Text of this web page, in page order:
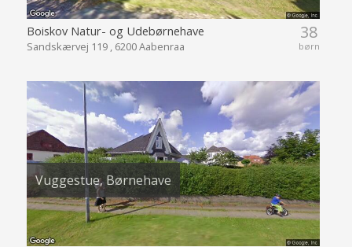
38
børn
Boiskov Natur- og Udebørnehave
Sandskærvej 119 , 6200 Aabenraa
Vuggestue, Børnehave